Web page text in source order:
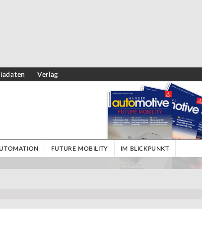
Verlag
FUTURE MOBILITY IM BLICKPUNKT